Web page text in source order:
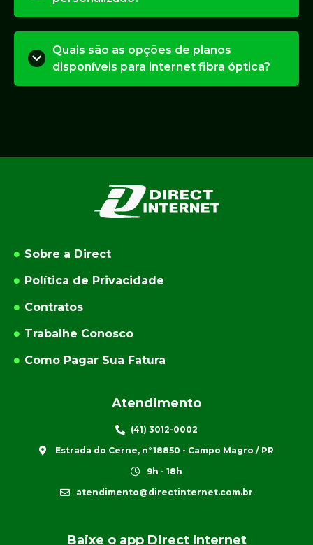
Quais são as opções de planos
disponíveis para internet fibra óptica?
Sobre a Direct
Política de Privacidade
Contratos
Trabalhe Conosco
Como Pagar Sua Fatura
Atendimento
(41) 3012-0002
Estrada do Cerne, n°18850 - Campo Magro / PR
9h - 18h
atendimento@directinternet.com.br
Baixe o app Direct Internet